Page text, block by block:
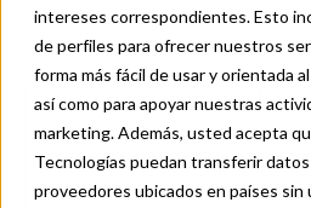
intereses correspondientes. Esto
de perfiles para ofrecer nuestros
forma más fácil de usar y orientada
así como para apoyar nuestras
marketing. Además, usted acepta
Tecnologías puedan transferir
proveedores ubicados en países sin
Si estás pensando en
para tu negocio, hay
deberías invertir en una
por teléfono móvil. Entre